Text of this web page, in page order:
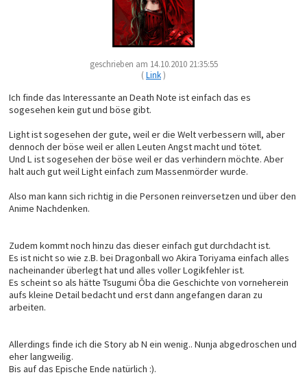
geschrieben am 14.10.2010 21:35:55
(Link)
Ich finde das Interessante an Death Note ist einfach das es
sogesehen kein gut und böse gibt.
Light ist sogesehen der gute, weil er die Welt verbessern will, aber
dennoch der böse weil er allen Leuten Angst macht und tötet.
Und L ist sogesehen der böse weil er das verhindern möchte. Aber
halt auch gut weil Light einfach zum Massenmörder wurde.
Also man kann sich richtig in die Personen reinversetzen und über den
Anime Nachdenken.
Zudem kommt noch hinzu das dieser einfach gut durchdacht ist.
Es ist nicht so wie z.B. bei Dragonball wo Akira Toriyama einfach alles
nacheinander überlegt hat und alles voller Logikfehler ist.
Es scheint so als hätte Tsugumi Ōba die Geschichte von vorneherein
aufs kleine Detail bedacht und erst dann angefangen daran zu
arbeiten.
Allerdings finde ich die Story ab N ein wenig.. Nunja abgedroschen und
eher langweilig.
Bis auf das Epische Ende natürlich :).